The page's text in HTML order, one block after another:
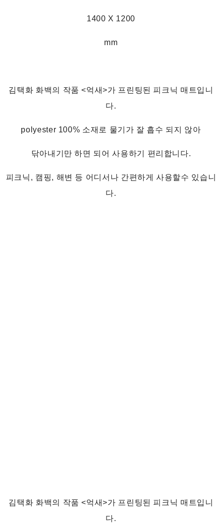
1400 X 1200
mm
김택화 화백의 작품 <억새>가 프린팅된 피크닉 매트입니
다.
polyester 100% 소재로 물기가 잘 흡수 되지 않아
닦아내기만 하면 되어 사용하기 편리합니다.
피크닉, 캠핑, 해변 등 어디서나 간편하게 사용할수 있습니
다.
김택화 화백의 작품 <억새>가 프린팅된 피크닉 매트입니
다.